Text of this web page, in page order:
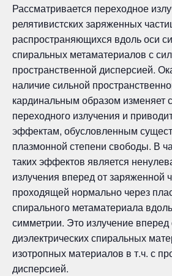
Рассматривается переходное
релятивистских заряженных
распространяющихся вдоль оси
спиральных метаматериалов с
пространственной дисперсией.
наличие сильной
кардинальным образом изменяет
переходного излучения и
эффектам, обусловленным
плазмонной степени свободы. В
таких эффектов является
излучения вперед от заряженной
проходящей нормально через
спирального метаматериала
симметрии. Это излучение вперед
диэлектрических спиральных
изотропных материалов в т.ч. с
дисперсией.